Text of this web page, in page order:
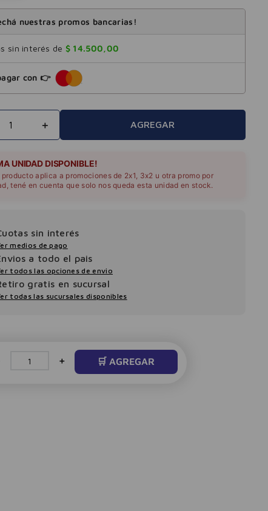
nuestras promos bancarias!
sin interés de $ 14.500,00
con 👉
＋ AGREGAR
UNIDAD DISPONIBLE!
producto aplica a promociones de 2x1, 3x2 u otra promo por
tené en cuenta que solo nos queda esta unidad en stock.
sin interés
medios de pago
a todo el pais
todos las opciones de envio
gratis en sucursal
todas las sucursales disponibles
＋ 🛒 AGREGAR